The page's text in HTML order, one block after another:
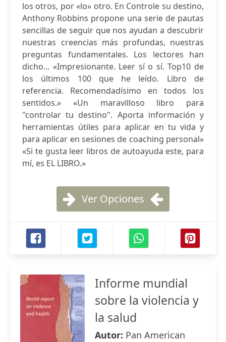
los otros, por «lo» otro. En Controle su destino,
Anthony Robbins propone una serie de pautas
sencillas de seguir que nos ayudan a descubrir
nuestras creencias más profundas, nuestras
preguntas fundamentales. Los lectores han
dicho... «Impresionante. Leer sí o sí. Top10 de
los últimos 100 que he leído. Libro de
referencia. Recomendadísimo en todos los
sentidos.» «Un maravilloso libro para
"controlar tu destino". Aporta información y
herramientas útiles para aplicar en tu vida y
para aplicar en sesiones de coaching personal»
«Si te gusta leer libros de autoayuda este, para
mí, es EL LIBRO.»
Ver Opciones
Informe mundial
sobre la violencia y
la salud
Autor: Pan American